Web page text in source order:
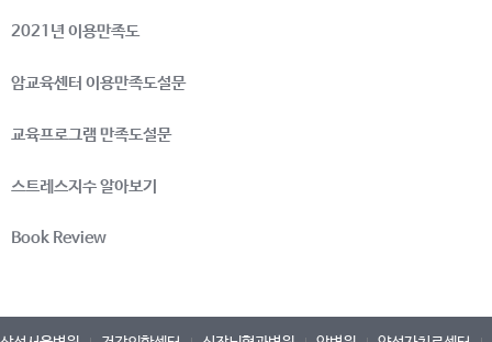
2021년 이용만족도
암교육센터 이용만족도설문
교육프로그램 만족도설문
스트레스지수 알아보기
Book Review